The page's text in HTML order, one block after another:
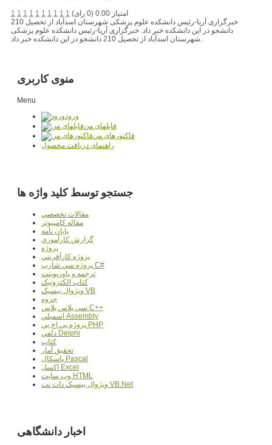
1 1 1 1 1 1 1 1 1 1
امتیاز 0.00 (0 رای)
خبرگزاری آریا-رئیس دانشکده علوم پزشکی شهرستان اسدآباد از تحصیل 210
دانشجو در این دانشکده خبر داد. خبرگزاری آریا-رئیس دانشکده علوم پزشکی
شهرستان اسدآباد از تحصیل 210 دانشجو در این دانشکده خبر داد.
منوی کاربری
Menu
ورود
فایلهای من
فاکتورهای من
راهنمای دریافت محصول
جستجو توسط کلید واژه ها
مقالات تخصصي
مقاله کامپیوتر
پایان نامه
گزارش کارآموزي
پروژه
پروژه کارآفريني
پروژه سي شارپ C#
ترجمه و پاورپوينت
کتاب الکترونيک
ويژوال بيسيک VB
جزوه
سي پلاس پلاس C++
اسمبلي Assembly
پروژه پي اچ پي PHP
دلفي Delphi
کتاب
تحقيق آمار
پاسکال Pascal
اکسل Excel
وب سايت HTML
ويژوال بيسيک دات نت VB.Net
اخبار دانشگاهی